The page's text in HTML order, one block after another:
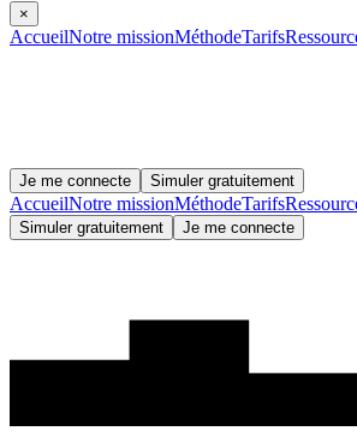
×
AccueilNotre missionMéthodeTarifs
Je me connecte Simuler gratuitement
AccueilNotre missionMéthodeTarifs
Simuler gratuitement Je me connecte